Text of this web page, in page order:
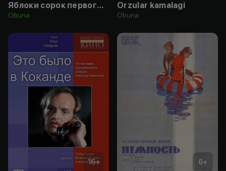
Яблоки сорок первого года
Obuna
Orzular kamalagi
Obuna
16+ 6+